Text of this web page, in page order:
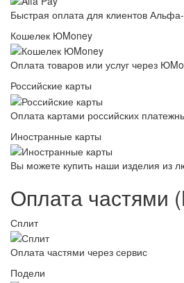
Быстрая оплата для клиентов
Кошелек ЮMoney
Оплата товаров или услуг через
Российские карты
Оплата картами российских
Иностранные карты
Вы можете купить наши изделия из
Оплата частями
Сплит
Оплата частями через сервис
Подели